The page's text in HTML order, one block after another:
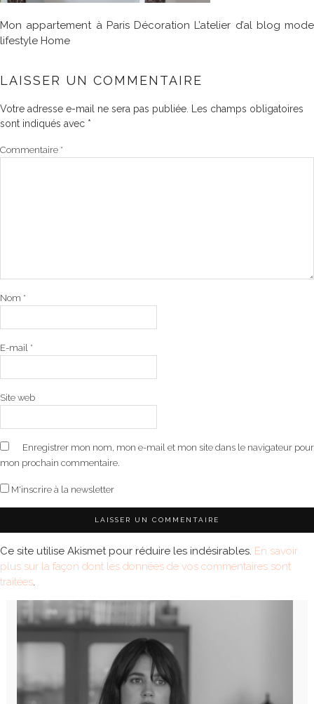
Mon appartement à Paris Décoration L’atelier d’al blog mode
lifestyle Home
LAISSER UN COMMENTAIRE
Votre adresse e-mail ne sera pas publiée.
Les champs obligatoires
sont indiqués avec *
Commentaire *
Nom *
E-mail *
Site web
Enregistrer mon nom, mon e-mail et mon site dans le navigateur pour
mon prochain commentaire.
M'inscrire à la newsletter
Ce site utilise Akismet pour réduire les indésirables. En savoir
plus sur la façon dont les données de vos commentaires sont
traitées.